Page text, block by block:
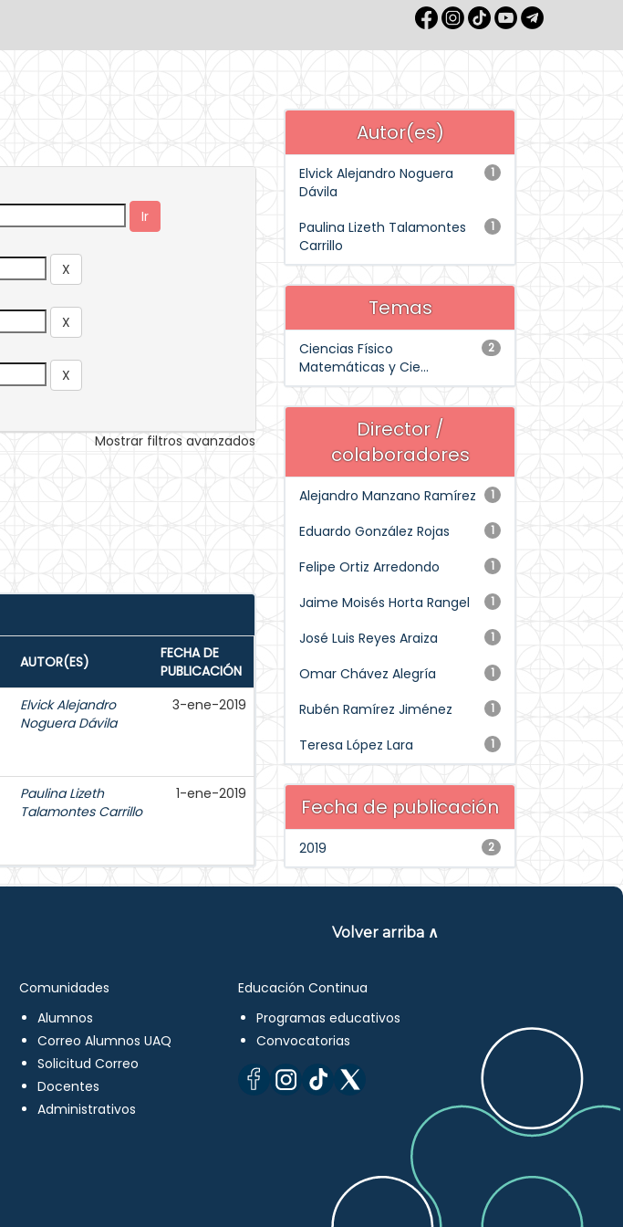
Mostrar filtros avanzados
AUTOR(ES)
FECHA DE
PUBLICACIÓN
Elvick Alejandro
Noguera Dávila
3-ene-2019
Paulina Lizeth
Talamontes Carrillo
1-ene-2019
Autor(es)
1
Elvick Alejandro Noguera
Dávila
1
Paulina Lizeth Talamontes
Carrillo
Temas
2
Ciencias Físico
Matemáticas y Cie...
Director /
colaboradores
1
Alejandro Manzano Ramírez
1
Eduardo González Rojas
1
Felipe Ortiz Arredondo
1
Jaime Moisés Horta Rangel
1
José Luis Reyes Araiza
1
Omar Chávez Alegría
1
Rubén Ramírez Jiménez
1
Teresa López Lara
Fecha de publicación
2
2019
Volver arriba ∧
Comunidades
Alumnos
Correo Alumnos UAQ
Solicitud Correo
Docentes
Administrativos
Educación Continua
Programas educativos
Convocatorias